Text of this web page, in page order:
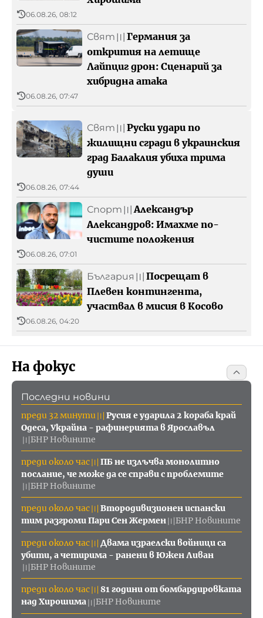
Архивен фонд на БНР
06.08.26, 08:12
Свят 〣 Германия за
открития на летище
Лайпциг дрон: Сценарий за
хибридна атака
06.08.26, 07:47
Свят 〣 Руски удари по
жилищни сгради в украинския
град Балаклия убиха трима
души
06.08.26, 07:44
Спорт 〣 Александър
Александров: Имахме по-
чистите положения
06.08.26, 07:01
България 〣 Посрещат в
Плевен контингента,
участвал в мисия в Косово
06.08.26, 04:20
На фокус
Последни новини
преди 32 минути 〣 Русия е ударила 2 кораба край
Одеса, Украйна - рафинерията в Ярославъл
〣БНР Новините
преди около час〣 ПБ не излъчва монолитно
послание, че може да се справи с проблемите
〣БНР Новините
преди около час〣 Втородивизионен испански
тим разгроми Пари Сен Жермен〣БНР Новините
преди около час〣 Двама израелски войници са
убити, а четирима - ранени в Южен Ливан
〣 БНР Новините
преди около час〣 81 години от бомбардировката
над Хирошима〣БНР Новините